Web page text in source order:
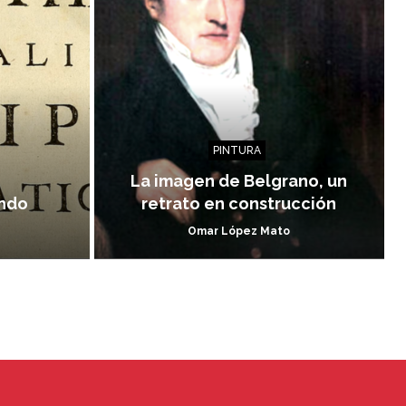
PINTURA
La imagen de Belgrano, un
retrato en construcción
Omar López Mato